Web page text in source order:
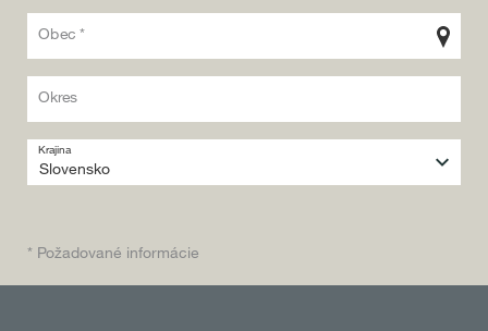
Obec *
Okres
Krajina
* Požadované informácie